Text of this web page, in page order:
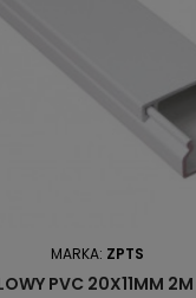
MARKA: ZPTS
PVC 20X11MM 2M